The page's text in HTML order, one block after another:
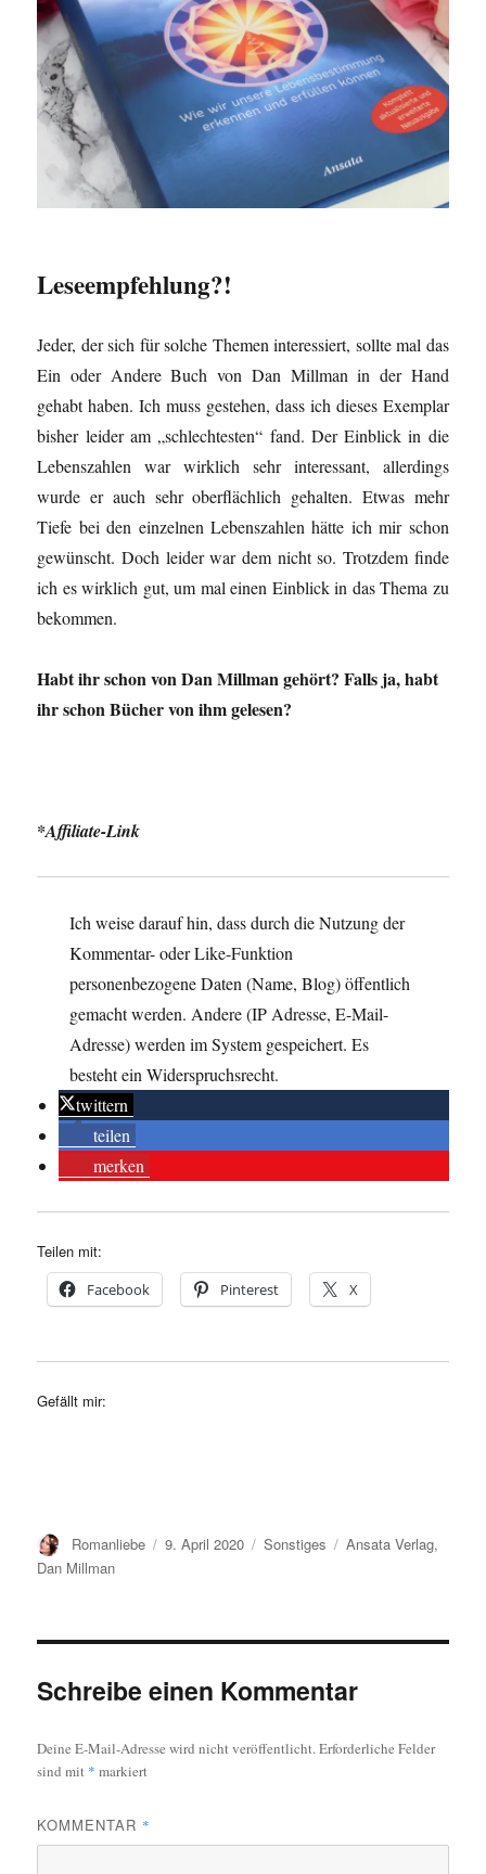
Leseempfehlung?!
Jeder, der sich für solche Themen interessiert, sollte mal das
Ein oder Andere Buch von Dan Millman in der Hand
gehabt haben. Ich muss gestehen, dass ich dieses Exemplar
bisher leider am „schlechtesten“ fand. Der Einblick in die
Lebenszahlen war wirklich sehr interessant, allerdings
wurde er auch sehr oberflächlich gehalten. Etwas mehr
Tiefe bei den einzelnen Lebenszahlen hätte ich mir schon
gewünscht. Doch leider war dem nicht so. Trotzdem finde
ich es wirklich gut, um mal einen Einblick in das Thema zu
bekommen.
Habt ihr schon von Dan Millman gehört? Falls ja, habt
ihr schon Bücher von ihm gelesen?
*Affiliate-Link
Ich weise darauf hin, dass durch die Nutzung der
Kommentar- oder Like-Funktion
personenbezogene Daten (Name, Blog) öffentlich
gemacht werden. Andere (IP Adresse, E-Mail-
Adresse) werden im System gespeichert. Es
besteht ein Widerspruchsrecht.
twittern
teilen
merken
Teilen mit:
Facebook Pinterest X
Gefällt mir:
Autor
Romanliebe
Veröffentlicht
9. April 2020 Kategorien
Sonstiges Schlagwörter
Ansata Verlag,
Dan Millman
Schreibe einen Kommentar
Deine E-Mail-Adresse wird nicht veröffentlicht.Erforderliche Felder
sind mit * markiert
KOMMENTAR *